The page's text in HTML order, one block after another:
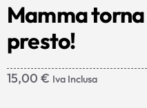
Mamma torna
presto!
15,00 € Iva Inclusa